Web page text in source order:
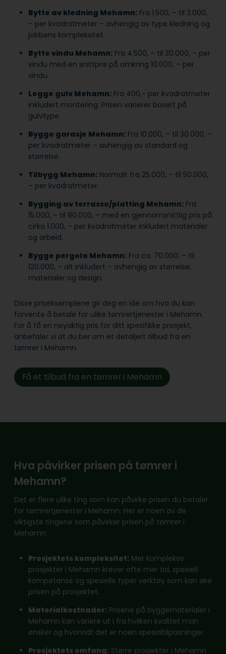
Bytte av kledning Mehamn: Fra 1.500, – til 3.000,
– per kvadratmeter – avhengig av type kledning og
jobbens kompleksitet.
Bytte vindu Mehamn: Fra 4.500, – til 30.000, – per
vindu med en snittpris på omkring 10.000, – per
vindu.
Legge gulv Mehamn: Fra 400,- per kvadratmeter
inkludert montering. Prisen varierer basert på
gulvtype.
Bygge garasje Mehamn: Fra 10.000, – til 30.000, –
per kvadratmeter – avhengig av standard og
størrelse.
Tilbygg Mehamn: Normalt fra 25.000, – til 50.000,
– per kvadratmeter.
Bygging av terrasse/platting Mehamn: Fra
15.000, – til 80.000, – med en gjennomsnittlig pris på
cirka 1.000, – per kvadratmeter inkludert materialer
og arbeid.
Bygge pergola Mehamn: Fra ca. 70.000, – til
120.000, – alt inkludert – avhengig av størrelse,
materialer og design.
Disse priseksemplene gir deg en ide om hva du kan
forvente å betale for ulike tømrertjenester i Mehamn.
For å få en nøyaktig pris for ditt spesifikke prosjekt,
anbefaler vi at du ber om et detaljert tilbud fra en
tømrer i Mehamn.
Få et tilbud fra en tømrer i Mehamn
Hva påvirker prisen på tømrer i
Mehamn?
Det er flere ulike ting som kan påvirke prisen du betaler
for tømrertjenester i Mehamn. Her er noen av de
viktigste tingene som påvirker prisen på tømrer i
Mehamn:
Prosjektets kompleksitet: Mer komplekse
prosjekter i Mehamn krever ofte mer tid, spesiell
kompetanse og spesielle typer verktøy som kan øke
prisen på prosjektet.
Materialkostnader: Prisene på byggematerialer i
Mehamn kan variere ut i fra hvilken kvalitet man
ønsker og hvorvidt det er noen spesialtilpasninger.
Prosjektets omfang: Større prosjekter i Mehamn